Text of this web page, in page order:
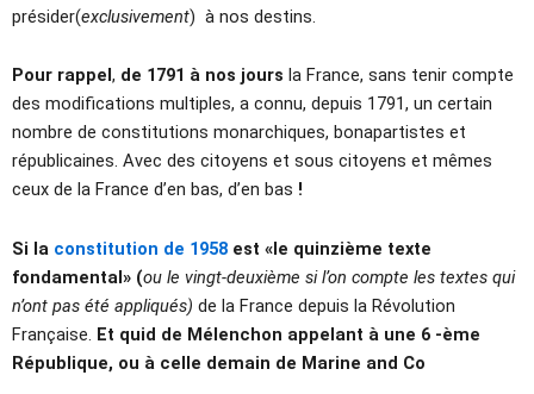
présider(exclusivement) à nos destins.
Pour rappel , de 1791 à nos jours la France, sans tenir compte
des modifications multiples, a connu, depuis 1791, un certain
nombre de constitutions monarchiques, bonapartistes et
républicaines. Avec des citoyens et sous citoyens et mêmes
ceux de la France d’en bas, d’en bas !
Si la constitution de 1958 est «le quinzième texte
fondamental» (ou le vingt-deuxième si l’on compte les textes qui
n’ont pas été appliqués) de la France depuis la Révolution
Française. Et quid de Mélenchon appelant à une 6 -ème
République, ou à celle demain de Marine and Co